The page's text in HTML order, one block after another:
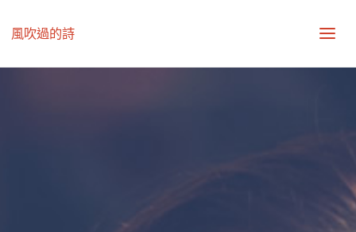
風吹過的詩